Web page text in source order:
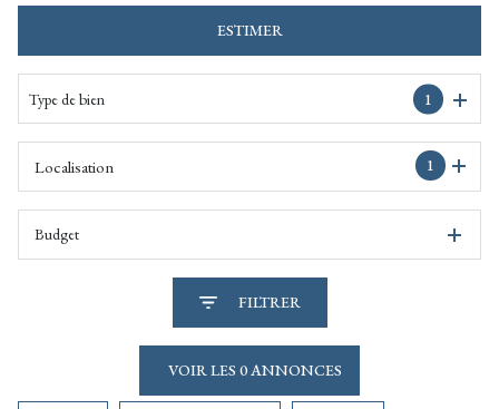
De l'immo pro
ESTIMER
Type de bien 1
1
Localisation
Budget
FILTRER
VOIR LES 0ANNONCES